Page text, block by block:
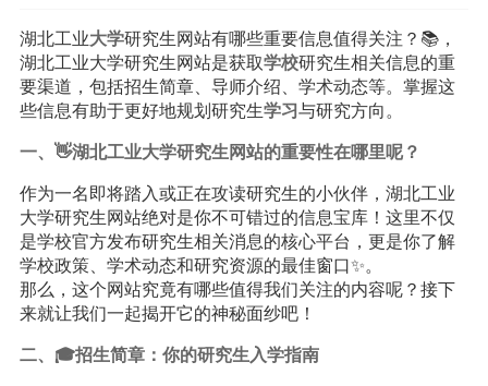
湖北工业大学研究生网站有哪些重要信息值得关注？📚，
湖北工业大学研究生网站是获取学校研究生相关信息的重
要渠道，包括招生简章、导师介绍、学术动态等。掌握这
些信息有助于更好地规划研究生学习与研究方向。
一、👋湖北工业大学研究生网站的重要性在哪里呢？
作为一名即将踏入或正在攻读研究生的小伙伴，湖北工业
大学研究生网站绝对是你不可错过的信息宝库！这里不仅
是学校官方发布研究生相关消息的核心平台，更是你了解
学校政策、学术动态和研究资源的最佳窗口✨。
那么，这个网站究竟有哪些值得我们关注的内容呢？接下
来就让我们一起揭开它的神秘面纱吧！
二、🎓招生简章：你的研究生入学指南